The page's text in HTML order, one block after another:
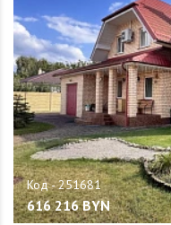
616 216 BYN